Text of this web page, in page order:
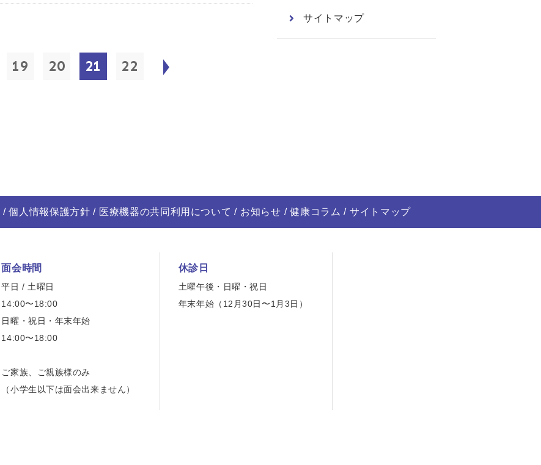
19 20 21 22
サイトマップ
個人情報保護方針 医療機器の共同利用について お知らせ 健康コラム サイトマップ
面会時間
平日 / 土曜日
14:00〜18:00
日曜・祝日・年末年始
14:00〜18:00
ご家族、ご親族様のみ
（小学生以下は面会出来ません）
休診日
土曜午後・日曜・祝日
年末年始（12月30日〜1月3日）